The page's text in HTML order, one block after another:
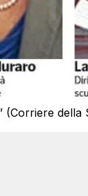
(Corriere della